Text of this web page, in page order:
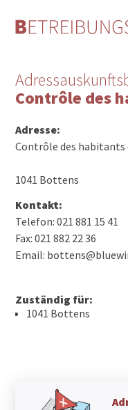
Contrôle des
Adresse:
Contrôle des habitants
1041 Bottens
Kontakt:
Telefon: 021 881 15 41
Fax: 021 882 22 36
Email:
Zuständig für:
1041 Bottens